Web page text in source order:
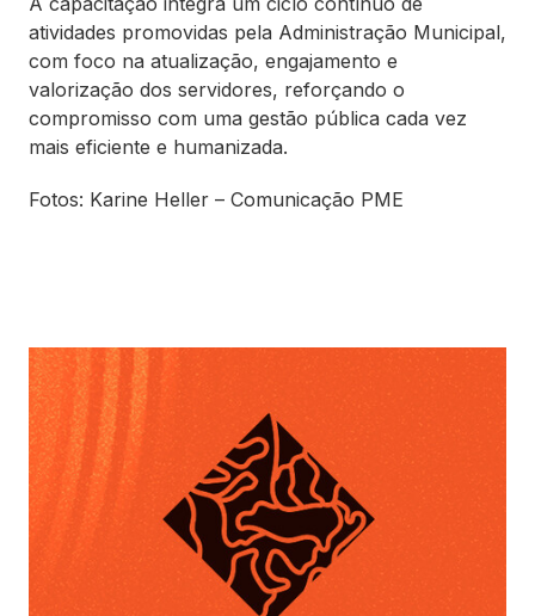
atividades promovidas pela Administração Municipal,
com foco na atualização, engajamento e
valorização dos servidores, reforçando o
compromisso com uma gestão pública cada vez
mais eficiente e humanizada.
Fotos: Karine Heller – Comunicação PME